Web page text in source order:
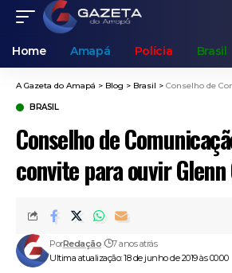
Home Amapá Polícia Brasil
A Gazeta do Amapá > Blog > Brasil > Conselho de
BRASIL
Conselho de
convite para ouvir Glenn
Ultima atualização: 18 de junho de 2019 às 00:00
PorRedação 7 anos atrás